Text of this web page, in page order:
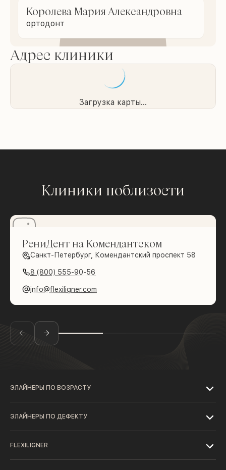
Королева Мария Александровна
ортодонт
Адрес клиники
Загрузка карты...
Клиники поблизости
РениДент на Комендантском
Санкт-Петербург, Комендантский проспект 58
8 (800) 555-90-56
info@flexiligner.com
ЭЛАЙНЕРЫ ПО ВОЗРАСТУ
ЭЛАЙНЕРЫ ПО ДЕФЕКТУ
FLEXILIGNER